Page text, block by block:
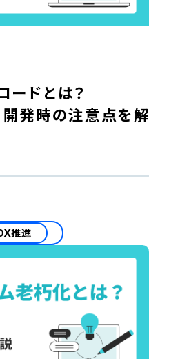
ードとは？
開発時の注意点を解
推進